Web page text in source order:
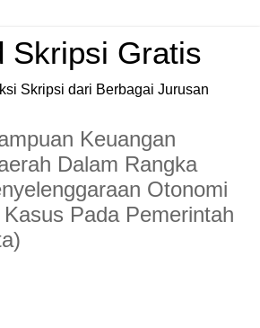
Skripsi Gratis
Skripsi dari Berbagai Jurusan
Keuangan
Dalam Rangka
Otonomi
Pada Pemerintah